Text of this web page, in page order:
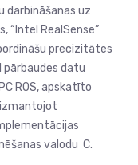
darbināšanas uz
“Intel RealSense”
precizitātes
pārbaudes datu
ROS, apskatīto
valodu C.